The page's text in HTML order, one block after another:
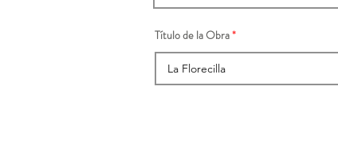
Título de la Obra